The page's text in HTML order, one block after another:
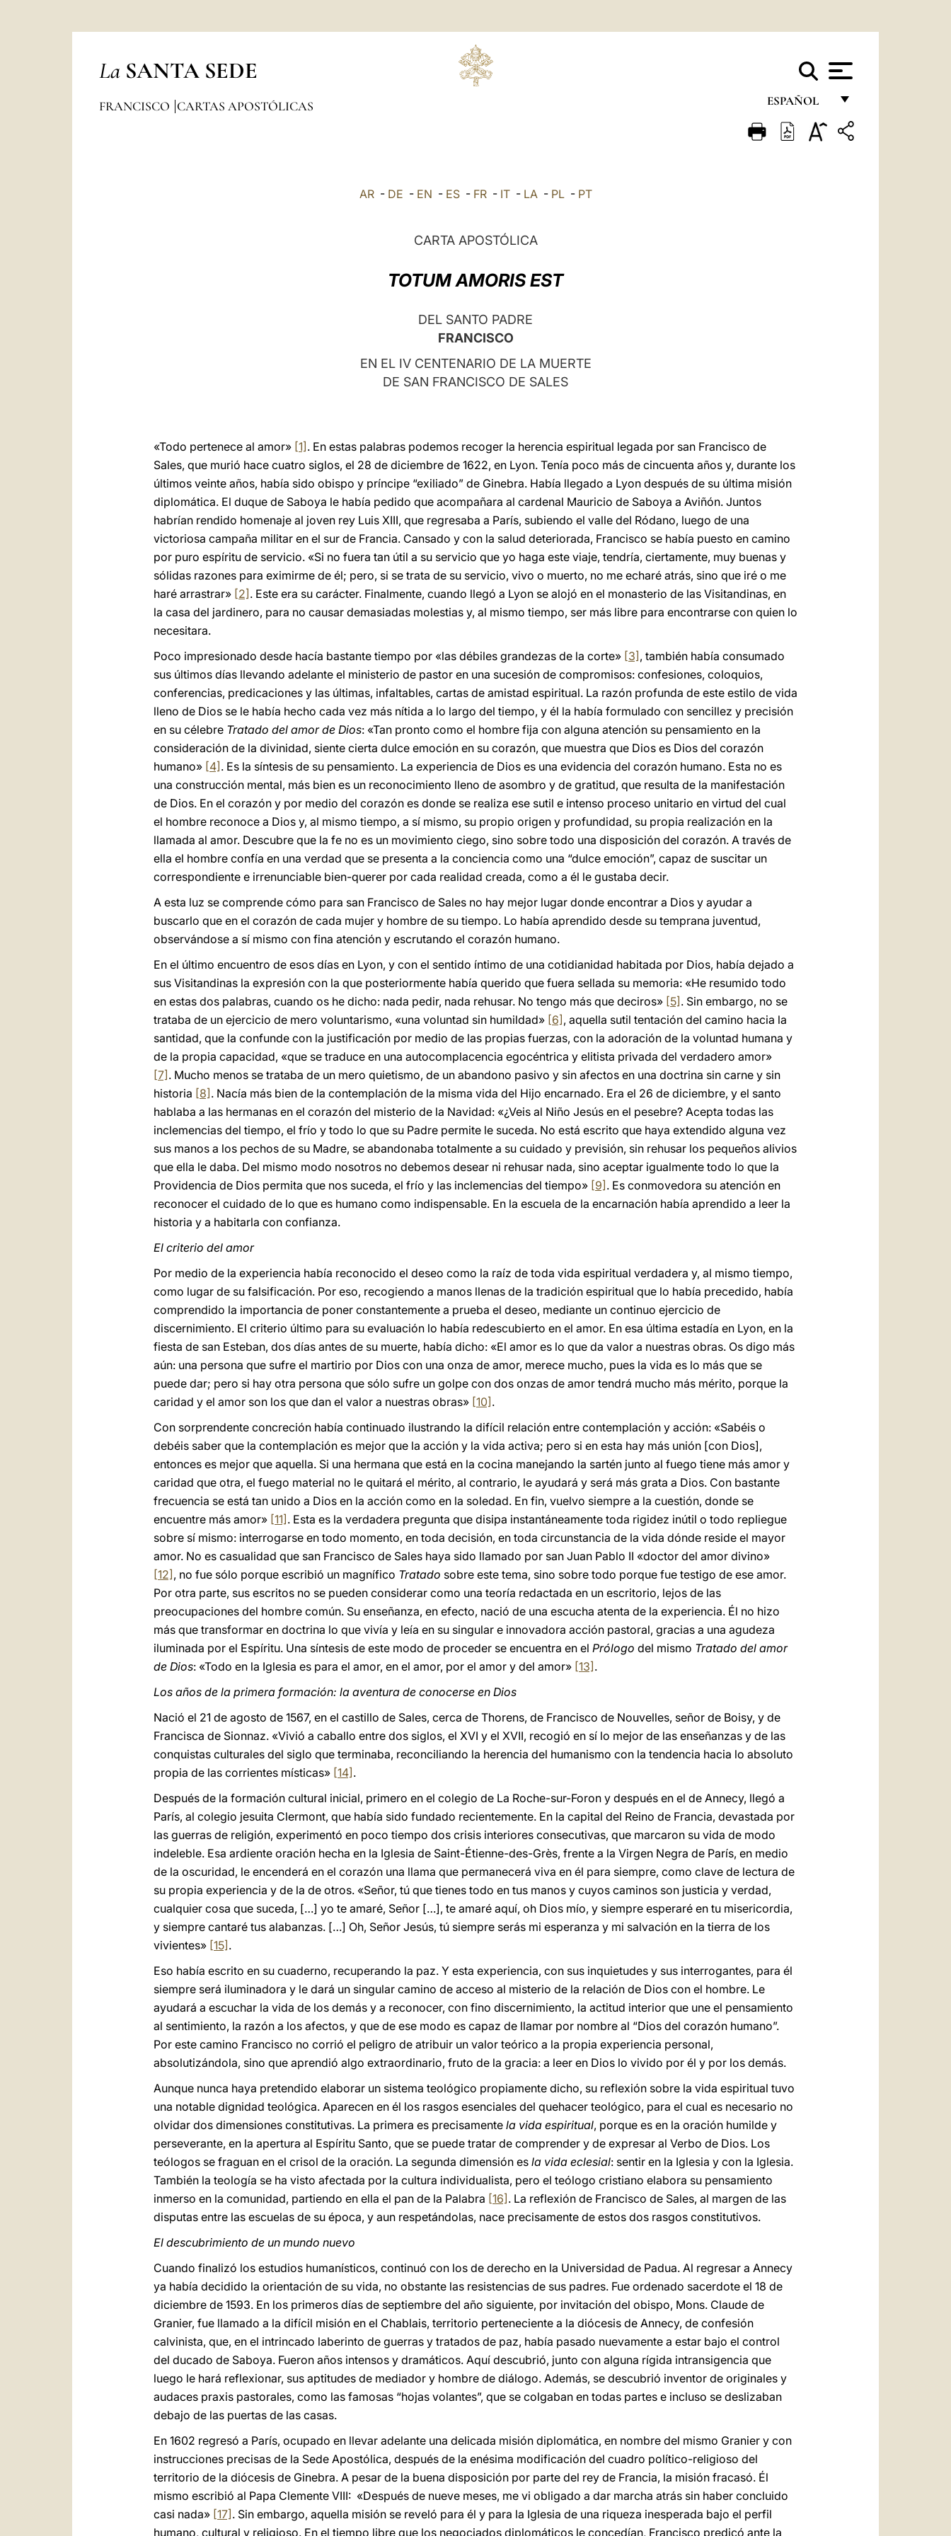
La SANTA SEDE
ESPAÑOL
FRANÇAIS
FRANCISCO CARTAS APOSTÓLICAS
AR- DE - EN - ES- FR- IT- LA- PL- PT
CARTA APOSTÓLICA
TOTUM AMORIS EST
DEL SANTO PADRE
FRANCISCO
EN EL IV CENTENARIO DE LA MUERTE
DE SAN FRANCISCO DE SALES
«Todo pertenece al amor» [1] . En estas palabras podemos recoger la herencia espiritual legada por san Francisco de
Sales, que murió hace cuatro siglos, el 28 de diciembre de 1622, en Lyon. Tenía poco más de cincuenta años y, durante los
últimos veinte años, había sido obispo y príncipe “exiliado” de Ginebra. Había llegado a Lyon después de su última misión
diplomática. El duque de Saboya le había pedido que acompañara al cardenal Mauricio de Saboya a Aviñón. Juntos
habrían rendido homenaje al joven rey Luis XIII, que regresaba a París, subiendo el valle del Ródano, luego de una
victoriosa campaña militar en el sur de Francia. Cansado y con la salud deteriorada, Francisco se había puesto en camino
por puro espíritu de servicio. «Si no fuera tan útil a su servicio que yo haga este viaje, tendría, ciertamente, muy buenas y
sólidas razones para eximirme de él; pero, si se trata de su servicio, vivo o muerto, no me echaré atrás, sino que iré o me
haré arrastrar» [2] . Este era su carácter. Finalmente, cuando llegó a Lyon se alojó en el monasterio de las Visitandinas, en
la casa del jardinero, para no causar demasiadas molestias y, al mismo tiempo, ser más libre para encontrarse con quien lo
necesitara.
Poco impresionado desde hacía bastante tiempo por «las débiles grandezas de la corte» [3] , también había consumado
sus últimos días llevando adelante el ministerio de pastor en una sucesión de compromisos: confesiones, coloquios,
conferencias, predicaciones y las últimas, infaltables, cartas de amistad espiritual. La razón profunda de este estilo de vida
lleno de Dios se le había hecho cada vez más nítida a lo largo del tiempo, y él la había formulado con sencillez y precisión
en su célebre Tratado del amor de Dios: «Tan pronto como el hombre fija con alguna atención su pensamiento en la
consideración de la divinidad, siente cierta dulce emoción en su corazón, que muestra que Dios es Dios del corazón
humano» [4] . Es la síntesis de su pensamiento. La experiencia de Dios es una evidencia del corazón humano. Esta no es
una construcción mental, más bien es un reconocimiento lleno de asombro y de gratitud, que resulta de la manifestación
de Dios. En el corazón y por medio del corazón es donde se realiza ese sutil e intenso proceso unitario en virtud del cual
el hombre reconoce a Dios y, al mismo tiempo, a sí mismo, su propio origen y profundidad, su propia realización en la
llamada al amor. Descubre que la fe no es un movimiento ciego, sino sobre todo una disposición del corazón. A través de
ella el hombre confía en una verdad que se presenta a la conciencia como una “dulce emoción”, capaz de suscitar un
correspondiente e irrenunciable bien-querer por cada realidad creada, como a él le gustaba decir.
A esta luz se comprende cómo para san Francisco de Sales no hay mejor lugar donde encontrar a Dios y ayudar a
buscarlo que en el corazón de cada mujer y hombre de su tiempo. Lo había aprendido desde su temprana juventud,
observándose a sí mismo con fina atención y escrutando el corazón humano.
En el último encuentro de esos días en Lyon, y con el sentido íntimo de una cotidianidad habitada por Dios, había dejado a
sus Visitandinas la expresión con la que posteriormente había querido que fuera sellada su memoria: «He resumido todo
en estas dos palabras, cuando os he dicho: nada pedir, nada rehusar. No tengo más que deciros» [5] . Sin embargo, no se
trataba de un ejercicio de mero voluntarismo, «una voluntad sin humildad» [6] , aquella sutil tentación del camino hacia la
santidad, que la confunde con la justificación por medio de las propias fuerzas, con la adoración de la voluntad humana y
de la propia capacidad, «que se traduce en una autocomplacencia egocéntrica y elitista privada del verdadero amor»
[7] . Mucho menos se trataba de un mero quietismo, de un abandono pasivo y sin afectos en una doctrina sin carne y sin
historia [8] . Nacía más bien de la contemplación de la misma vida del Hijo encarnado. Era el 26 de diciembre, y el santo
hablaba a las hermanas en el corazón del misterio de la Navidad: «¿Veis al Niño Jesús en el pesebre? Acepta todas las
inclemencias del tiempo, el frío y todo lo que su Padre permite le suceda. No está escrito que haya extendido alguna vez
sus manos a los pechos de su Madre, se abandonaba totalmente a su cuidado y previsión, sin rehusar los pequeños alivios
que ella le daba. Del mismo modo nosotros no debemos desear ni rehusar nada, sino aceptar igualmente todo lo que la
Providencia de Dios permita que nos suceda, el frío y las inclemencias del tiempo» [9] . Es conmovedora su atención en
reconocer el cuidado de lo que es humano como indispensable. En la escuela de la encarnación había aprendido a leer la
historia y a habitarla con confianza.
El criterio del amor
Por medio de la experiencia había reconocido el deseo como la raíz de toda vida espiritual verdadera y, al mismo tiempo,
como lugar de su falsificación. Por eso, recogiendo a manos llenas de la tradición espiritual que lo había precedido, había
comprendido la importancia de poner constantemente a prueba el deseo, mediante un continuo ejercicio de
discernimiento. El criterio último para su evaluación lo había redescubierto en el amor. En esa última estadía en Lyon, en la
fiesta de san Esteban, dos días antes de su muerte, había dicho: «El amor es lo que da valor a nuestras obras. Os digo más
aún: una persona que sufre el martirio por Dios con una onza de amor, merece mucho, pues la vida es lo más que se
puede dar; pero si hay otra persona que sólo sufre un golpe con dos onzas de amor tendrá mucho más mérito, porque la
caridad y el amor son los que dan el valor a nuestras obras» [10] .
Con sorprendente concreción había continuado ilustrando la difícil relación entre contemplación y acción: «Sabéis o
debéis saber que la contemplación es mejor que la acción y la vida activa; pero si en esta hay más unión [con Dios],
entonces es mejor que aquella. Si una hermana que está en la cocina manejando la sartén junto al fuego tiene más amor y
caridad que otra, el fuego material no le quitará el mérito, al contrario, le ayudará y será más grata a Dios. Con bastante
frecuencia se está tan unido a Dios en la acción como en la soledad. En fin, vuelvo siempre a la cuestión, donde se
encuentre más amor» [11] . Esta es la verdadera pregunta que disipa instantáneamente toda rigidez inútil o todo repliegue
sobre sí mismo: interrogarse en todo momento, en toda decisión, en toda circunstancia de la vida dónde reside el mayor
amor. No es casualidad que san Francisco de Sales haya sido llamado por san Juan Pablo II «doctor del amor divino»
[12] , no fue sólo porque escribió un magnífico Tratado sobre este tema, sino sobre todo porque fue testigo de ese amor.
Por otra parte, sus escritos no se pueden considerar como una teoría redactada en un escritorio, lejos de las
preocupaciones del hombre común. Su enseñanza, en efecto, nació de una escucha atenta de la experiencia. Él no hizo
más que transformar en doctrina lo que vivía y leía en su singular e innovadora acción pastoral, gracias a una agudeza
iluminada por el Espíritu. Una síntesis de este modo de proceder se encuentra en el Prólogo del mismo Tratado del amor
de Dios: «Todo en la Iglesia es para el amor, en el amor, por el amor y del amor» [13] .
Los años de la primera formación: la aventura de conocerse en Dios
Nació el 21 de agosto de 1567, en el castillo de Sales, cerca de Thorens, de Francisco de Nouvelles, señor de Boisy, y de
Francisca de Sionnaz. «Vivió a caballo entre dos siglos, el XVI y el XVII, recogió en sí lo mejor de las enseñanzas y de las
conquistas culturales del siglo que terminaba, reconciliando la herencia del humanismo con la tendencia hacia lo absoluto
propia de las corrientes místicas» [14] .
Después de la formación cultural inicial, primero en el colegio de La Roche-sur-Foron y después en el de Annecy, llegó a
París, al colegio jesuita Clermont, que había sido fundado recientemente. En la capital del Reino de Francia, devastada por
las guerras de religión, experimentó en poco tiempo dos crisis interiores consecutivas, que marcaron su vida de modo
indeleble. Esa ardiente oración hecha en la Iglesia de Saint-Étienne-des-Grès, frente a la Virgen Negra de París, en medio
de la oscuridad, le encenderá en el corazón una llama que permanecerá viva en él para siempre, como clave de lectura de
su propia experiencia y de la de otros. «Señor, tú que tienes todo en tus manos y cuyos caminos son justicia y verdad,
cualquier cosa que suceda, […] yo te amaré, Señor […], te amaré aquí, oh Dios mío, y siempre esperaré en tu misericordia,
y siempre cantaré tus alabanzas. […] Oh, Señor Jesús, tú siempre serás mi esperanza y mi salvación en la tierra de los
vivientes» [15] .
Eso había escrito en su cuaderno, recuperando la paz. Y esta experiencia, con sus inquietudes y sus interrogantes, para él
siempre será iluminadora y le dará un singular camino de acceso al misterio de la relación de Dios con el hombre. Le
ayudará a escuchar la vida de los demás y a reconocer, con fino discernimiento, la actitud interior que une el pensamiento
al sentimiento, la razón a los afectos, y que de ese modo es capaz de llamar por nombre al “Dios del corazón humano”.
Por este camino Francisco no corrió el peligro de atribuir un valor teórico a la propia experiencia personal,
absolutizándola, sino que aprendió algo extraordinario, fruto de la gracia: a leer en Dios lo vivido por él y por los demás.
Aunque nunca haya pretendido elaborar un sistema teológico propiamente dicho, su reflexión sobre la vida espiritual tuvo
una notable dignidad teológica. Aparecen en él los rasgos esenciales del quehacer teológico, para el cual es necesario no
olvidar dos dimensiones constitutivas. La primera es precisamente la vida espiritual, porque es en la oración humilde y
perseverante, en la apertura al Espíritu Santo, que se puede tratar de comprender y de expresar al Verbo de Dios. Los
teólogos se fraguan en el crisol de la oración. La segunda dimensión es la vida eclesial: sentir en la Iglesia y con la Iglesia.
También la teología se ha visto afectada por la cultura individualista, pero el teólogo cristiano elabora su pensamiento
inmerso en la comunidad, partiendo en ella el pan de la Palabra [16] . La reflexión de Francisco de Sales, al margen de las
disputas entre las escuelas de su época, y aun respetándolas, nace precisamente de estos dos rasgos constitutivos.
El descubrimiento de un mundo nuevo
Cuando finalizó los estudios humanísticos, continuó con los de derecho en la Universidad de Padua. Al regresar a Annecy
ya había decidido la orientación de su vida, no obstante las resistencias de sus padres. Fue ordenado sacerdote el 18 de
diciembre de 1593. En los primeros días de septiembre del año siguiente, por invitación del obispo, Mons. Claude de
Granier, fue llamado a la difícil misión en el Chablais, territorio perteneciente a la diócesis de Annecy, de confesión
calvinista, que, en el intrincado laberinto de guerras y tratados de paz, había pasado nuevamente a estar bajo el control
del ducado de Saboya. Fueron años intensos y dramáticos. Aquí descubrió, junto con alguna rígida intransigencia que
luego le hará reflexionar, sus aptitudes de mediador y hombre de diálogo. Además, se descubrió inventor de originales y
audaces praxis pastorales, como las famosas “hojas volantes”, que se colgaban en todas partes e incluso se deslizaban
debajo de las puertas de las casas.
En 1602 regresó a París, ocupado en llevar adelante una delicada misión diplomática, en nombre del mismo Granier y con
instrucciones precisas de la Sede Apostólica, después de la enésima modificación del cuadro político-religioso del
territorio de la diócesis de Ginebra. A pesar de la buena disposición por parte del rey de Francia, la misión fracasó. Él
mismo escribió al Papa Clemente VIII: «Después de nueve meses, me vi obligado a dar marcha atrás sin haber concluido
casi nada» [17] . Sin embargo, aquella misión se reveló para él y para la Iglesia de una riqueza inesperada bajo el perfil
humano, cultural y religioso. En el tiempo libre que los negociados diplomáticos le concedían, Francisco predicó ante la